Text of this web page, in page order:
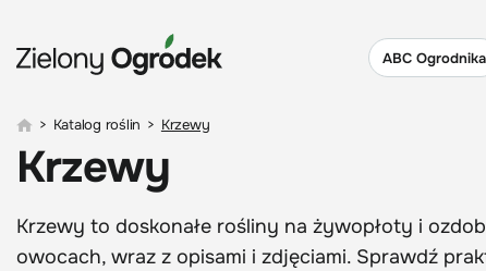
ABC Ogrodnika
> Katalog roślin > Krzewy
Krzewy
Krzewy to doskonałe rośliny na żywopłoty i
owocach, wraz z opisami i zdjęciami. Sprawdź